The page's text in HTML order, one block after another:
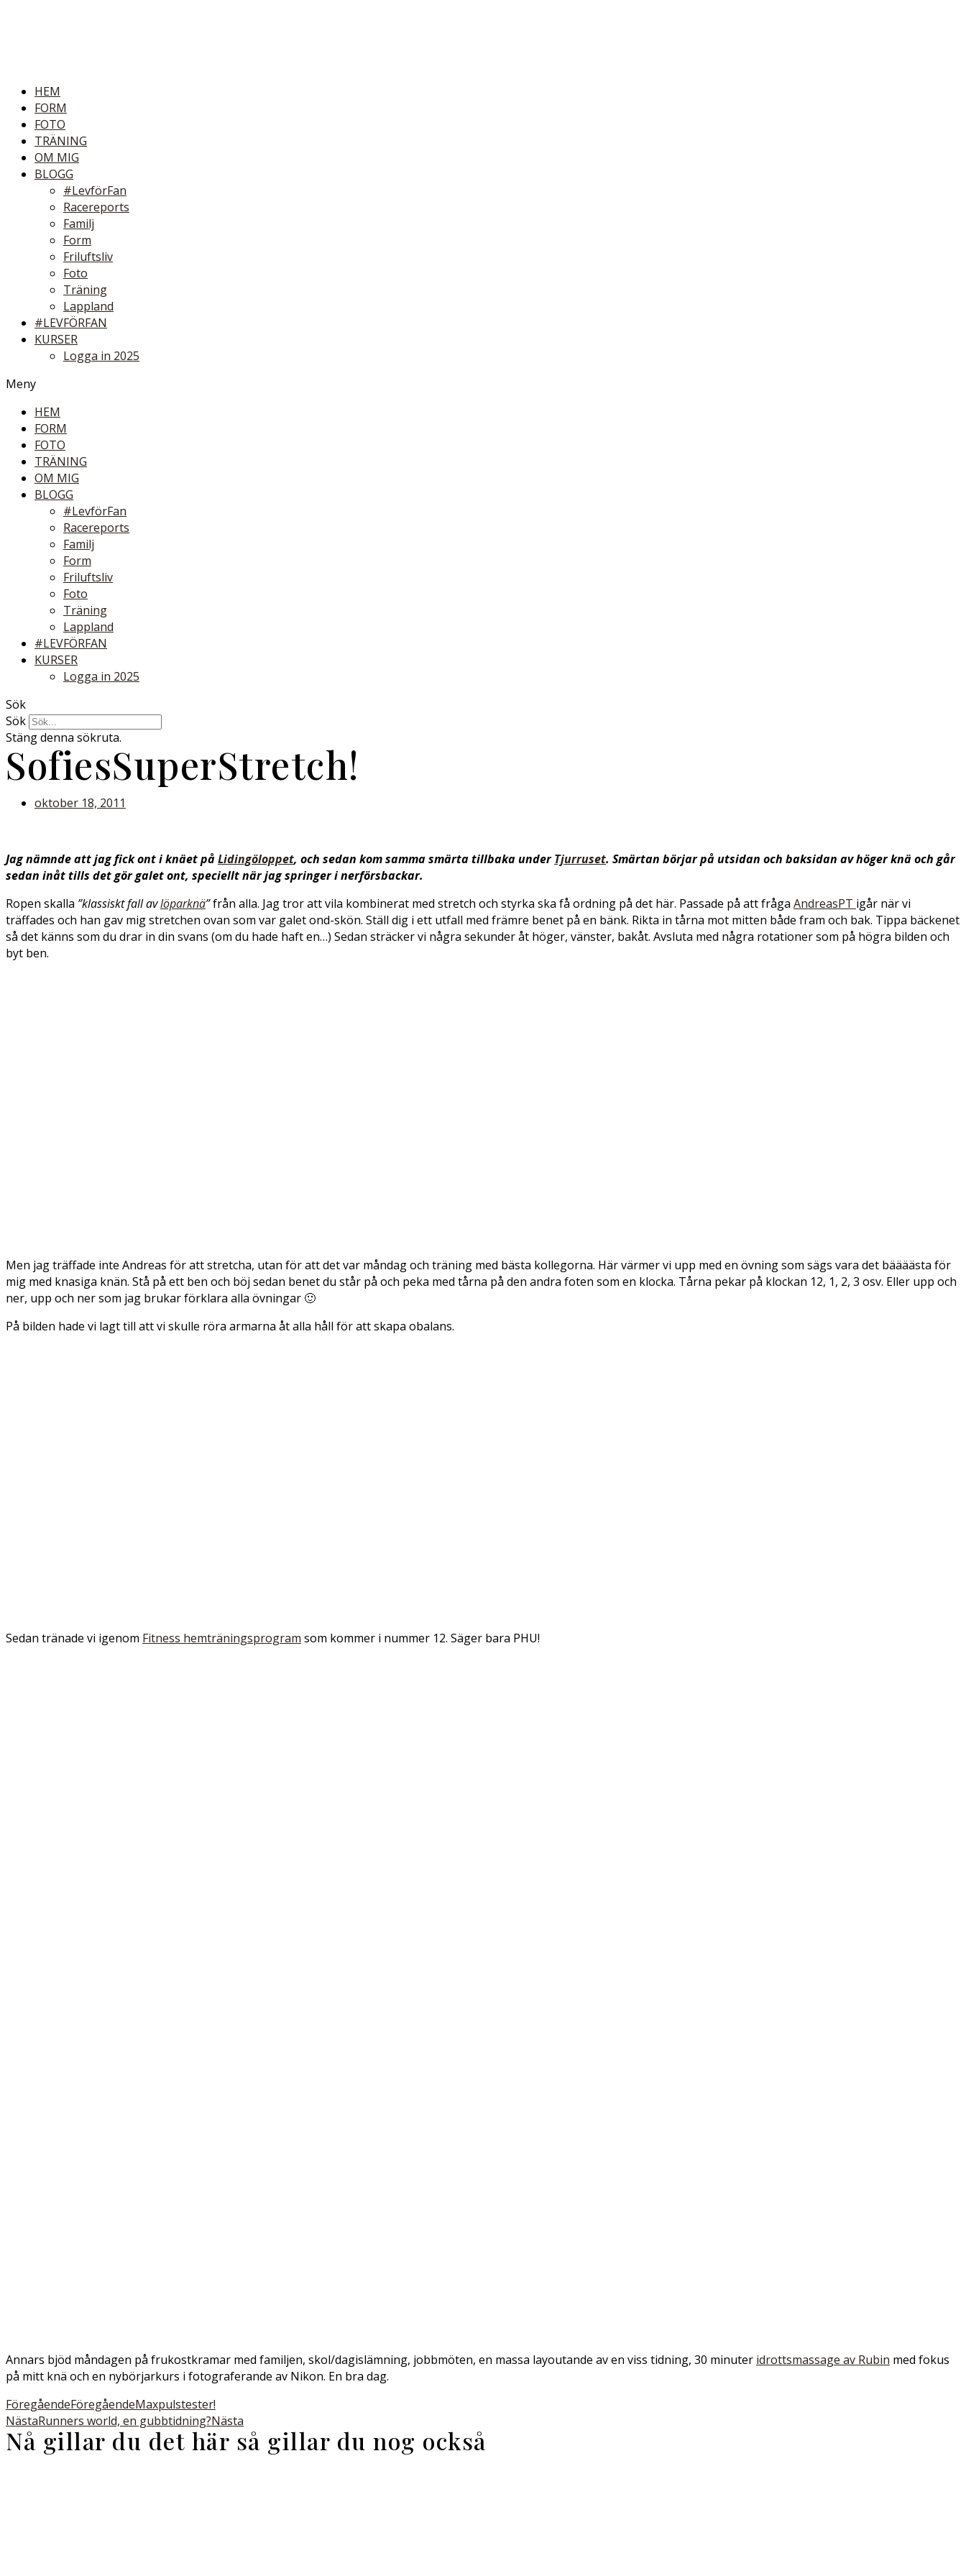
HEM
FORM
FOTO
TRÄNING
OM MIG
BLOGG
#LevförFan
Racereports
Familj
Form
Friluftsliv
Foto
Träning
Lappland
#LEVFÖRFAN
KURSER
Logga in 2025
Meny
HEM
FORM
FOTO
TRÄNING
OM MIG
BLOGG
#LevförFan
Racereports
Familj
Form
Friluftsliv
Foto
Träning
Lappland
#LEVFÖRFAN
KURSER
Logga in 2025
Sök
Sök
Stäng denna sökruta.
SofiesSuperStretch!
oktober 18, 2011
Jag nämnde att jag fick ont i knäet påLidingöloppet, och sedan kom samma smärta tillbaka underTjurruset. Smärtan börjar på utsidan och baksidan av höger knä och går
sedan inåt tills det gör galet ont, speciellt när jag springer i nerförsbackar.
Ropen skalla ”klassiskt fall avlöparknä”från alla. Jag tror att vila kombinerat med stretch och styrka ska få ordning på det här. Passade på att fråga AndreasPT igår när vi
träffades och han gav mig stretchen ovan som var galet ond-skön. Ställ dig i ett utfall med främre benet på en bänk. Rikta in tårna mot mitten både fram och bak. Tippa bäckenet
så det känns som du drar in din svans (om du hade haft en…) Sedan sträcker vi några sekunder åt höger, vänster, bakåt. Avsluta med några rotationer som på högra bilden och
byt ben.
Men jag träffade inte Andreas för att stretcha, utan för att det var måndag och träning med bästa kollegorna. Här värmer vi upp med en övning som sägs vara det bäääästa för
mig med knasiga knän. Stå på ett ben och böj sedan benet du står på och peka med tårna på den andra foten som en klocka. Tårna pekar på klockan 12, 1, 2, 3 osv. Eller upp och
ner, upp och ner som jag brukar förklara alla övningar 🙂
På bilden hade vi lagt till att vi skulle röra armarna åt alla håll för att skapa obalans.
Sedan tränade vi igenom Fitness hemträningsprogram som kommer i nummer 12. Säger bara PHU!
Annars bjöd måndagen på frukostkramar med familjen, skol/dagislämning, jobbmöten, en massa layoutande av en viss tidning, 30 minuter idrottsmassage av Rubin med fokus
på mitt knä och en nybörjarkurs i fotograferande av Nikon. En bra dag.
FöregåendeFöregåendeMaxpulstester!
NästaRunners world, en gubbtidning?Nästa
Nå gillar du det här så gillar du nog också